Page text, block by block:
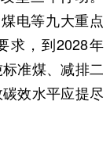
电等九大重点
求，到2028年
准煤、减排二
效水平应提尽